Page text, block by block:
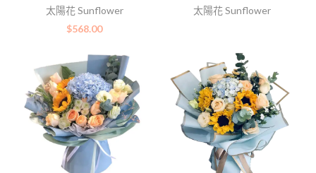
太陽花 Sunflower
$568.00
太陽花 Sunflower